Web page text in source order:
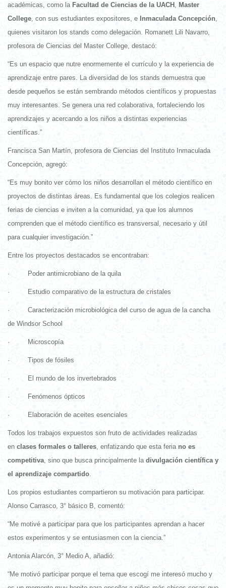
académicas, como la Facultad de Ciencias de la UACH Master
College , con sus estudiantes expositores, e Inmaculada Concepción
quienes visitaron los stands como delegación. Romanett Lili Navarro,
profesora de Ciencias del Master College, destacó:
“Es un espacio que nutre enormemente el currículo y la experiencia de
aprendizaje entre pares. La diversidad de los stands demuestra que
desde pequeños se están sembrando métodos científicos y propuestas
muy interesantes. Se genera una red colaborativa, fortaleciendo los
aprendizajes y acercando a los niños a distintas experiencias
científicas.”
Francisca San Martín, profesora de Ciencias del Instituto Inmaculada
Concepción, agregó:
“Es muy bonito ver cómo los niños desarrollan el método científico en
proyectos de distintas áreas. Es fundamental que los colegios realicen
ferias de ciencias e inviten a la comunidad, ya que los alumnos
comprenden que el método científico es transversal, necesario y útil
para cualquier investigación.”
Entre los proyectos destacados se encontraban:
· Poder antimicrobiano de la quila
· Estudio comparativo de la estructura de cristales
· Caracterización microbiológica del curso de agua de la cancha
de Windsor School
· Microscopía
· Tipos de fósiles
· El mundo de los invertebrados
· Fenómenos ópticos
· Elaboración de aceites esenciales
Todos los trabajos expuestos son fruto de actividades realizadas
en clases formales o talleres , enfatizando que esta feria no es
competitiva , sino que busca principalmente la divulgación científica y
el aprendizaje compartido
Los propios estudiantes compartieron su motivación para participar.
Alonso Carrasco, 3° básico B, comentó:
“Me motivé a participar para que los participantes aprendan a hacer
estos experimentos y se entusiasmen con la ciencia.”
Antonia Alarcón, 3° Medio A, añadió:
“Me motivó participar porque el tema que escogí me interesó mucho y